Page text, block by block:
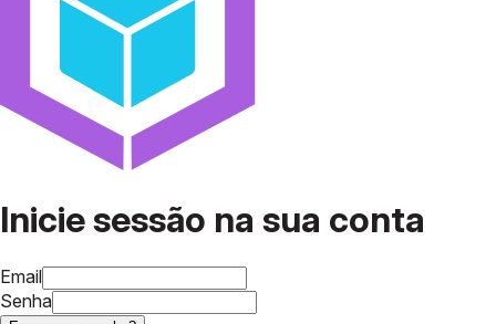
Inicie sessão na sua conta
Email
Senha